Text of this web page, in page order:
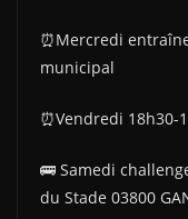
⏰Mercredi
municipal
⏰Vendredi
🚌 Samedi
du Stade 03800